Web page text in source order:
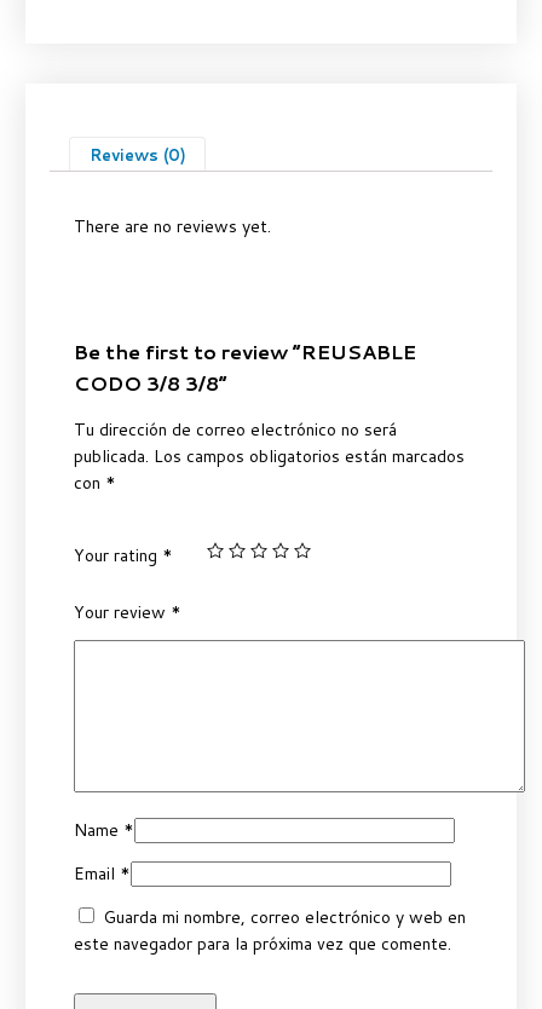
Reviews (0)
There are no reviews yet.
Be the first to review “REUSABLE
CODO 3/8 3/8”
Tu dirección de correo electrónico no será
publicada. Los campos obligatorios están marcados
con *
Your rating *
Your review *
Name *
Email *
Guarda mi nombre, correo electrónico y web en
este navegador para la próxima vez que comente.